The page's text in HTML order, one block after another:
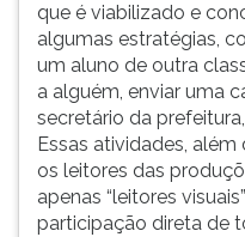
que é viabilizado e
algumas estratégias,
um aluno de outra
a alguém, enviar uma
secretário da
Essas atividades,
os leitores das
apenas “leitores
participação direta de